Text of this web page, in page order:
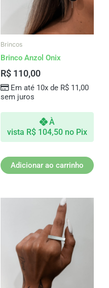
Brincos
Brinco Anzol Onix
R$ 110,00
Em até 10x de R$11,00
sem juros
À
vista R$ 104,50 no Pix
Adicionar ao carrinho
Este
produto
tem
várias
variantes.
As
opções